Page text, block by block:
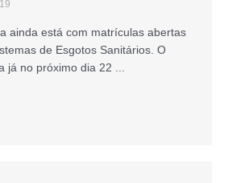
ainda está com matrículas abertas
de Esgotos Sanitários. O
já no próximo dia 22 ...